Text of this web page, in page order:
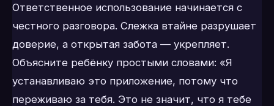
Ответственное использование начинается с
честного разговора. Слежка втайне разрушает
доверие, а открытая забота — укрепляет.
Объясните ребёнку простыми словами: «Я
устанавливаю это приложение, потому что
переживаю за тебя. Это не значит, что я тебе